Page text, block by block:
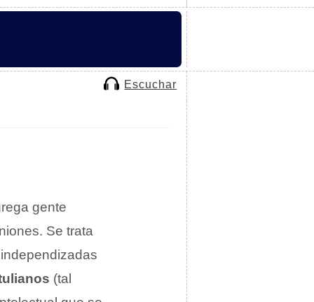
Escuchar
gente
Se trata
(tal